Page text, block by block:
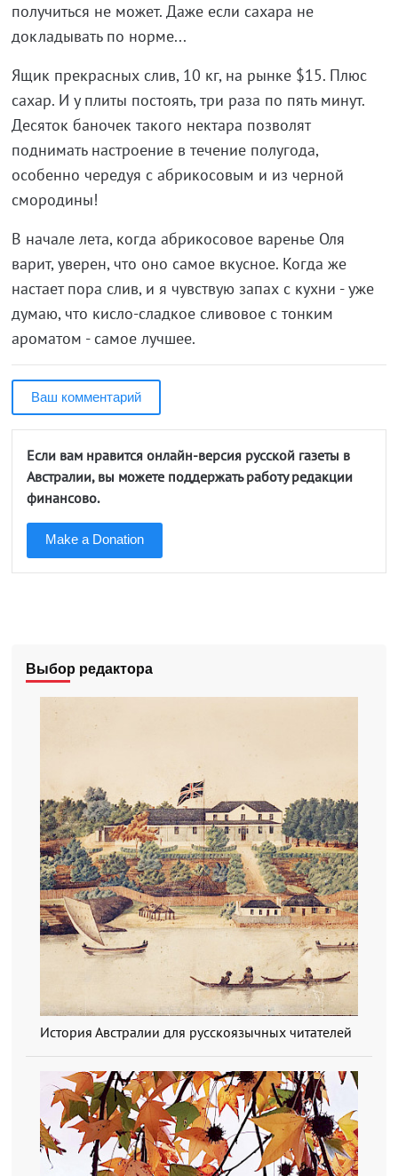
получиться не может. Даже если сахара не
докладывать по норме...
Ящик прекрасных слив, 10 кг, на рынке $15. Плюс
сахар. И у плиты постоять, три раза по пять минут.
Десяток баночек такого нектара позволят
поднимать настроение в течение полугода,
особенно чередуя с абрикосовым и из черной
смородины!
В начале лета, когда абрикосовое варенье Оля
варит, уверен, что оно самое вкусное. Когда же
настает пора слив, и я чувствую запах с кухни - уже
думаю, что кисло-сладкое сливовое с тонким
ароматом - самое лучшее.
Ваш комментарий
Если вам нравится онлайн-версия русской газеты в
Австралии, вы можете поддержать работу редакции
финансово.
Make a Donation
Выбор редактора
История Австралии для русскоязычных читателей